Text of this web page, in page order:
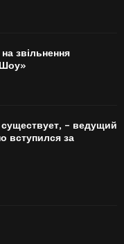
звільнення
– ведущий
вступился за